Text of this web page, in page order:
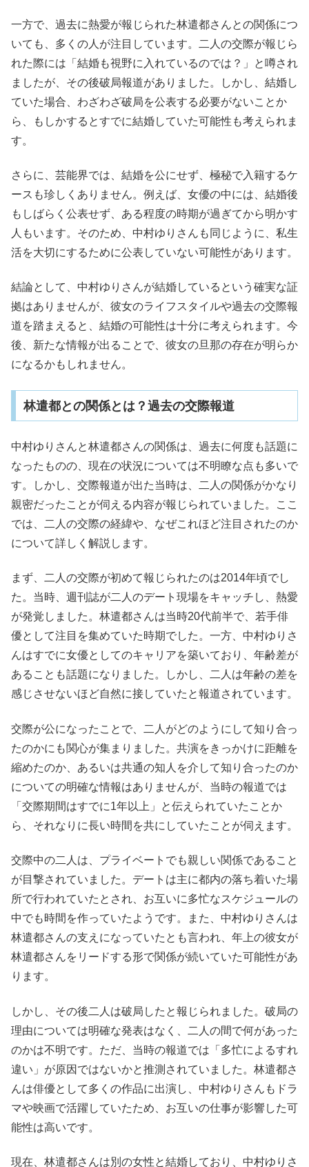
一方で、過去に熱愛が報じられた林遣都さんとの関係につ
いても、多くの人が注目しています。二人の交際が報じら
れた際には「結婚も視野に入れているのでは？」と噂され
ましたが、その後破局報道がありました。しかし、結婚し
ていた場合、わざわざ破局を公表する必要がないことか
ら、もしかするとすでに結婚していた可能性も考えられま
す。
さらに、芸能界では、結婚を公にせず、極秘で入籍するケ
ースも珍しくありません。例えば、女優の中には、結婚後
もしばらく公表せず、ある程度の時期が過ぎてから明かす
人もいます。そのため、中村ゆりさんも同じように、私生
活を大切にするために公表していない可能性があります。
結論として、中村ゆりさんが結婚しているという確実な証
拠はありませんが、彼女のライフスタイルや過去の交際報
道を踏まえると、結婚の可能性は十分に考えられます。今
後、新たな情報が出ることで、彼女の旦那の存在が明らか
になるかもしれません。
林遣都との関係とは？過去の交際報道
中村ゆりさんと林遣都さんの関係は、過去に何度も話題に
なったものの、現在の状況については不明瞭な点も多いで
す。しかし、交際報道が出た当時は、二人の関係がかなり
親密だったことが伺える内容が報じられていました。ここ
では、二人の交際の経緯や、なぜこれほど注目されたのか
について詳しく解説します。
まず、二人の交際が初めて報じられたのは2014年頃でし
た。当時、週刊誌が二人のデート現場をキャッチし、熱愛
が発覚しました。林遣都さんは当時20代前半で、若手俳
優として注目を集めていた時期でした。一方、中村ゆりさ
んはすでに女優としてのキャリアを築いており、年齢差が
あることも話題になりました。しかし、二人は年齢の差を
感じさせないほど自然に接していたと報道されています。
交際が公になったことで、二人がどのようにして知り合っ
たのかにも関心が集まりました。共演をきっかけに距離を
縮めたのか、あるいは共通の知人を介して知り合ったのか
についての明確な情報はありませんが、当時の報道では
「交際期間はすでに1年以上」と伝えられていたことか
ら、それなりに長い時間を共にしていたことが伺えます。
交際中の二人は、プライベートでも親しい関係であること
が目撃されていました。デートは主に都内の落ち着いた場
所で行われていたとされ、お互いに多忙なスケジュールの
中でも時間を作っていたようです。また、中村ゆりさんは
林遣都さんの支えになっていたとも言われ、年上の彼女が
林遣都さんをリードする形で関係が続いていた可能性があ
ります。
しかし、その後二人は破局したと報じられました。破局の
理由については明確な発表はなく、二人の間で何があった
のかは不明です。ただ、当時の報道では「多忙によるすれ
違い」が原因ではないかと推測されていました。林遣都さ
んは俳優として多くの作品に出演し、中村ゆりさんもドラ
マや映画で活躍していたため、お互いの仕事が影響した可
能性は高いです。
現在、林遣都さんは別の女性と結婚しており、中村ゆりさ